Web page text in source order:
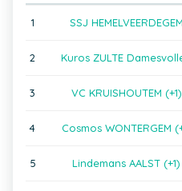
1 SSJ HEMELVEERDEGEM
2 Kuros ZULTE
3 VC KRUISHOUTEM (+1)
4 Cosmos WONTERGEM
5 Lindemans AALST (+1)